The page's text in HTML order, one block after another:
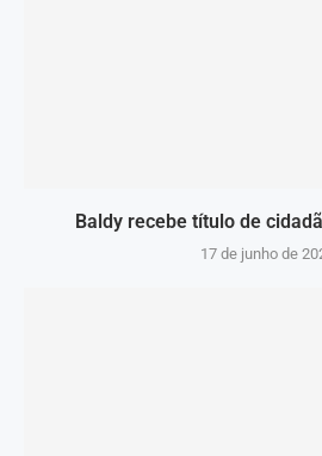
Baldy recebe título de
17 de junho de